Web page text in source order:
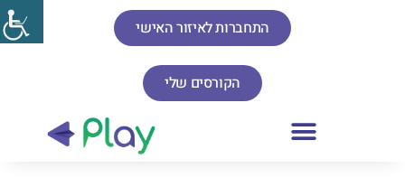
התחברות לאיזור האישי
הקורסים שלי